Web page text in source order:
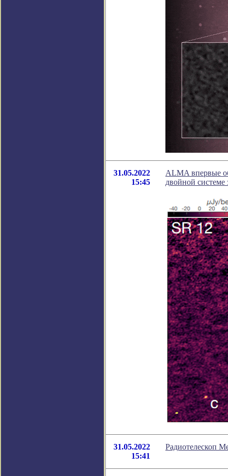
31.05.2022
15:45
ALMA впервые
двойной системе
31.05.2022
15:41
Радиотелескоп